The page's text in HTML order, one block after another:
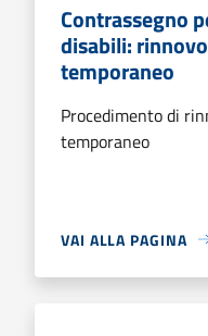
Contrassegno
disabili:
temporaneo
Procedimento di
temporaneo
VAI ALLA PAGINA